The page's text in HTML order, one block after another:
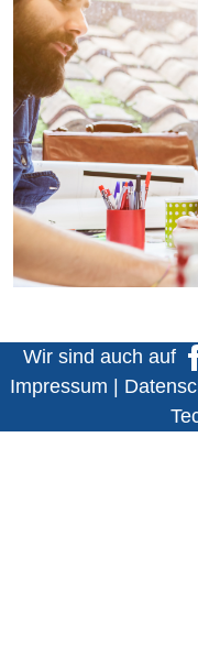
Wir sind auch auf
Impressum